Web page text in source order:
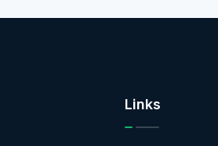
Links